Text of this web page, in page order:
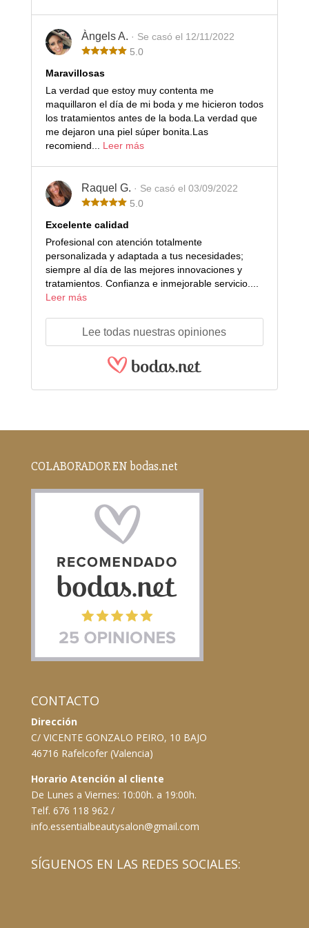
Àngels A. · Se casó el 12/11/2022
5.0
Maravillosas
La verdad que estoy muy contenta me
maquillaron el día de mi boda y me hicieron todos
los tratamientos antes de la boda.La verdad que
me dejaron una piel súper bonita.Las
recomiend... Leer más
Raquel G. · Se casó el 03/09/2022
5.0
Excelente calidad
Profesional con atención totalmente
personalizada y adaptada a tus necesidades;
siempre al día de las mejores innovaciones y
tratamientos. Confianza e inmejorable servicio....
Leer más
Lee todas nuestras opiniones
COLABORADOR EN bodas.net
CONTACTO
Dirección
C/ VICENTE GONZALO PEIRO, 10 BAJO
46716 Rafelcofer (Valencia)
Horario Atención al cliente
De Lunes a Viernes: 10:00h. a 19:00h.
Telf. 676 118 962 /
info.essentialbeautysalon@gmail.com
SÍGUENOS EN LAS REDES SOCIALES: